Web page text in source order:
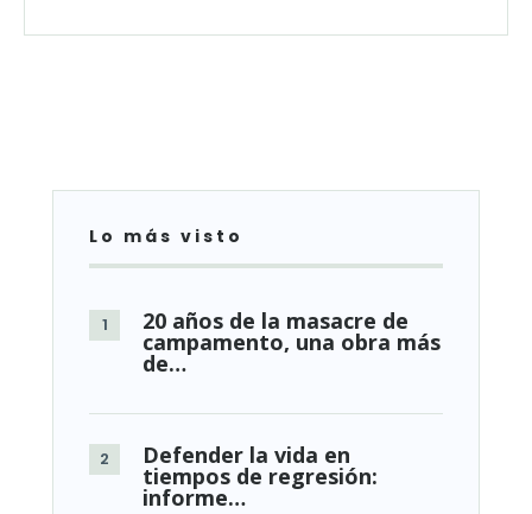
Lo más visto
20 años de la masacre de
campamento, una obra más
de…
Defender la vida en
tiempos de regresión:
informe…